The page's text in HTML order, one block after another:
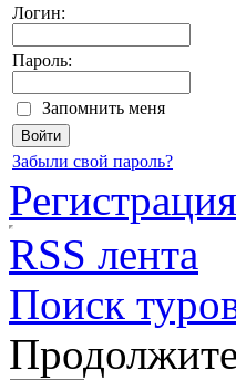
Логин:
Пароль:
Запомнить меня
Забыли свой пароль?
Регистрация
RSS лента
Поиск